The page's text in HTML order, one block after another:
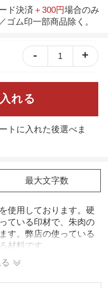
ド決済 ＋300円場合のみ
ゴム印一部商品除く。
- 1 +
れる
トに入れた後選べま
最大文字数
使用しております。硬
ている印材で、朱肉の
す。弊店の使っている
材料です。
芯が残る場合があり、
は天然の素材ですか
す。なので、その保存